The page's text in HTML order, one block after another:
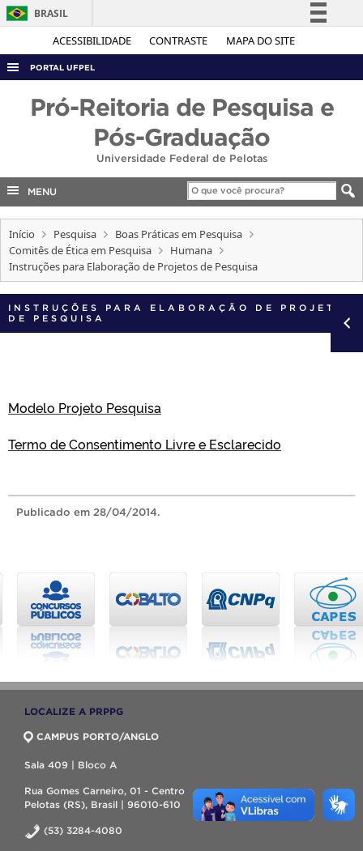
ACESSIBILIDADE CONTRASTE MAPA DO SITE
BRASIL
Simplifique!
Acesso à informação
Legislação
Canais
PORTAL UFPEL
CONCURSOS
EDITAIS
INTERNACIONAL
TELEFONES
Pró-Reitoria de Pesquisa e
Pós-Graduação
Universidade Federal de Pelotas
MENU
Início Pesquisa
Boas Práticas em Pesquisa
Comitês de Ética em Pesquisa
Humana
Instruções para Elaboração de Projetos de Pesquisa
INSTRUÇÕES PARA ELABORAÇÃO DE PROJETOS
DE PESQUISA
Modelo Projeto Pesquisa
Termo de Consentimento Livre e Esclarecido
Publicado em 28/04/2014.
LOCALIZE A PRPPG
CAMPUS PORTO/ANGLO
Sala 409 | Bloco A
Rua Gomes Carneiro, 01 - Centro
Pelotas (RS), Brasil | 96010-610
(53) 3284-4080